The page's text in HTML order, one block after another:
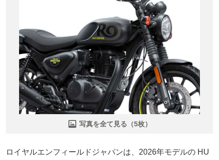
写真を全て見る（5枚）
ロイヤルエンフィールドジャパンは、2026年モデルの HU